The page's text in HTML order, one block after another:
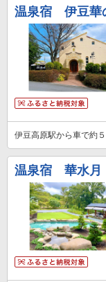
温泉宿 伊豆華
伊豆高原駅から車で約
温泉宿 華水